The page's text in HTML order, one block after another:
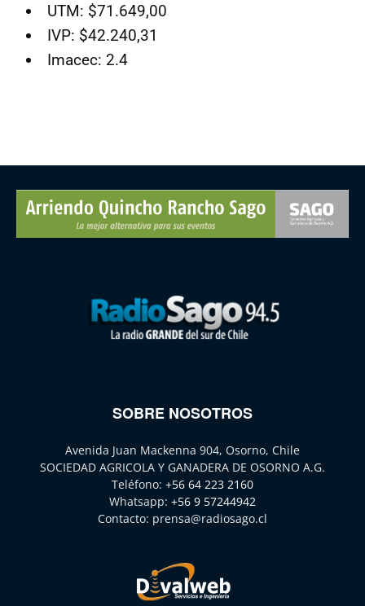
UTM: $71.649,00
IVP: $42.240,31
Imacec: 2.4
SOBRE NOSOTROS
Avenida Juan Mackenna 904, Osorno, Chile
SOCIEDAD AGRICOLA Y GANADERA DE OSORNO A.G.
Teléfono: +56 64 223 2160
Whatsapp: +56 9 57244942
Contacto: prensa@radiosago.cl